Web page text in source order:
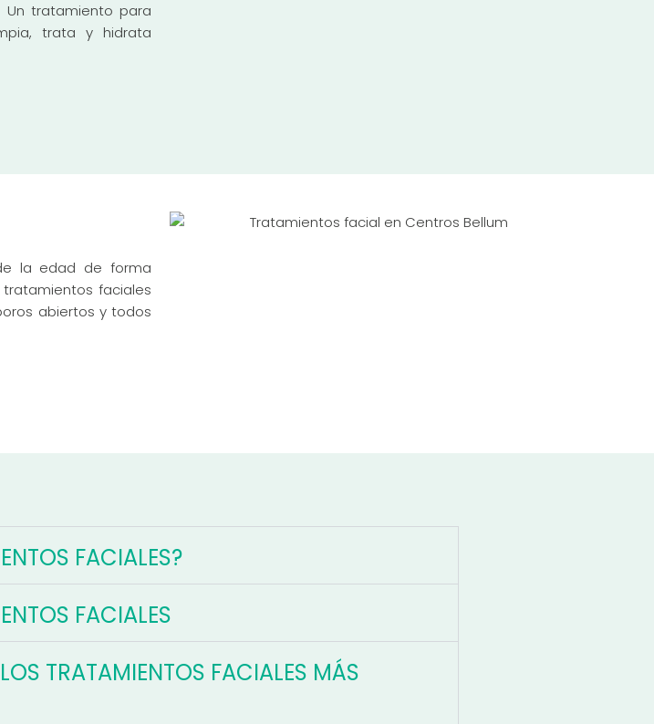
tratamiento para
trata y hidrata
la edad de forma
faciales
abiertos y todos
FACIALES?
FACIALES
TRATAMIENTOS FACIALES MÁS